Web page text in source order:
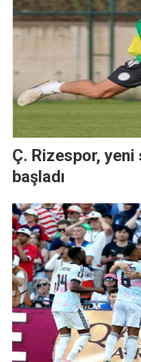
Ç. Rizespor,
başladı